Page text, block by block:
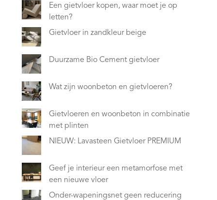
Een gietvloer kopen, waar moet je op
letten?
Gietvloer in zandkleur beige
Duurzame Bio Cement gietvloer
Wat zijn woonbeton en gietvloeren?
Gietvloeren en woonbeton in combinatie
met plinten
NIEUW: Lavasteen Gietvloer PREMIUM
Geef je interieur een metamorfose met
een nieuwe vloer
Onder-wapeningsnet geen reducering